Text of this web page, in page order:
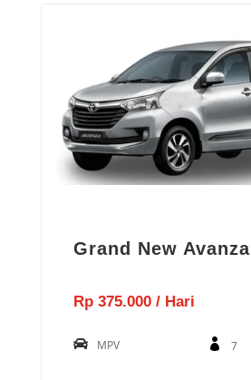
Grand New Avanza
Rp 375.000 / Hari
MPV 7